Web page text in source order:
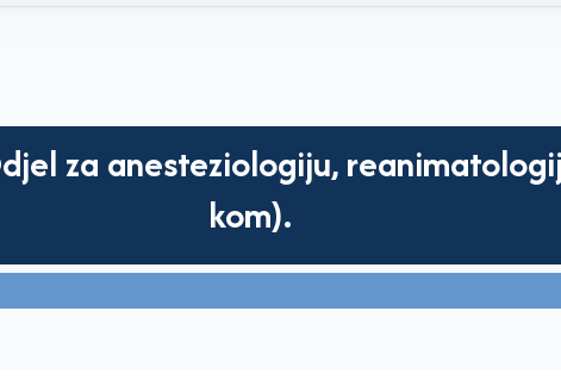
za anesteziologiju,
kom).